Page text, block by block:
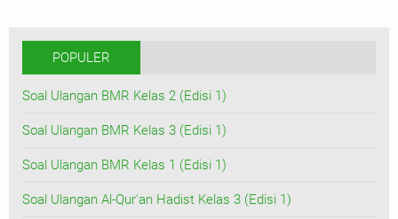
POPULER
Soal Ulangan BMR Kelas 2 (Edisi 1)
Soal Ulangan BMR Kelas 3 (Edisi 1)
Soal Ulangan BMR Kelas 1 (Edisi 1)
Soal Ulangan Al-Qur'an Hadist Kelas 3 (Edisi 1)